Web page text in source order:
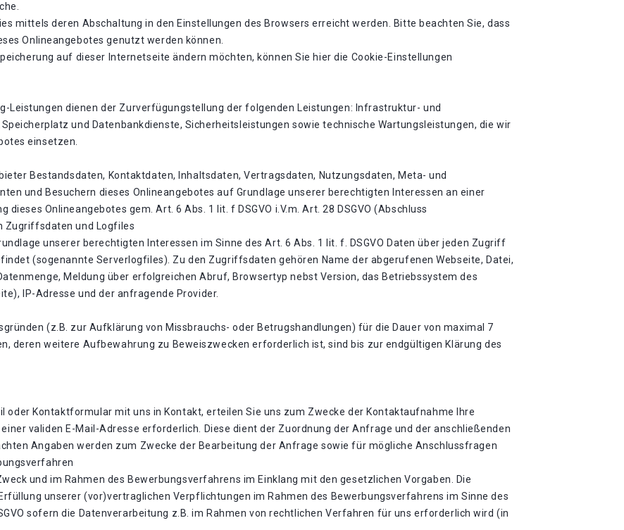
mittels deren Abschaltung in den Einstellungen des Browsers erreicht werden. Bitte beachten Sie, dass
Onlineangebotes genutzt werden können.
auf dieser Internetseite ändern möchten, können Sie hier die Cookie-Einstellungen
Leistungen dienen der Zurverfügungstellung der folgenden Leistungen: Infrastruktur- und
und Datenbankdienste, Sicherheitsleistungen sowie technische Wartungsleistungen, die wir
einsetzen.
Bestandsdaten, Kontaktdaten, Inhaltsdaten, Vertragsdaten, Nutzungsdaten, Meta- und
und Besuchern dieses Onlineangebotes auf Grundlage unserer berechtigten Interessen an einer
Onlineangebotes gem. Art. 6 Abs. 1 lit. f DSGVO i.V.m. Art. 28 DSGVO (Abschluss
Zugriffsdaten und Logfiles
unserer berechtigten Interessen im Sinne des Art. 6 Abs. 1 lit. f. DSGVO Daten über jeden Zugriff
(sogenannte Serverlogfiles). Zu den Zugriffsdaten gehören Name der abgerufenen Webseite, Datei,
Meldung über erfolgreichen Abruf, Browsertyp nebst Version, das Betriebssystem des
IP-Adresse und der anfragende Provider.
(z.B. zur Aufklärung von Missbrauchs- oder Betrugshandlungen) für die Dauer von maximal 7
deren weitere Aufbewahrung zu Beweiszwecken erforderlich ist, sind bis zur endgültigen Klärung des
oder Kontaktformular mit uns in Kontakt, erteilen Sie uns zum Zwecke der Kontaktaufnahme Ihre
validen E-Mail-Adresse erforderlich. Diese dient der Zuordnung der Anfrage und der anschließenden
Angaben werden zum Zwecke der Bearbeitung der Anfrage sowie für mögliche Anschlussfragen
und im Rahmen des Bewerbungsverfahrens im Einklang mit den gesetzlichen Vorgaben. Die
unserer (vor)vertraglichen Verpflichtungen im Rahmen des Bewerbungsverfahrens im Sinne des
sofern die Datenverarbeitung z.B. im Rahmen von rechtlichen Verfahren für uns erforderlich wird (in